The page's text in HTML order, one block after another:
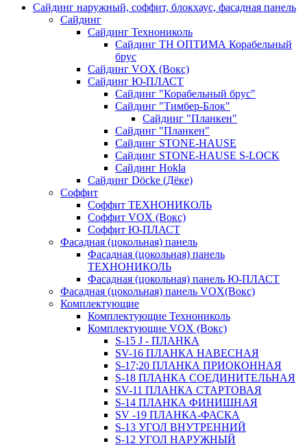
Сайдинг наружный, соффит, блокхаус, фасадная панель
Сайдинг
Сайдинг Технониколь
Сайдинг ТН ОПТИМА Корабельный
брус
Сайдинг VOX (Вокс)
Сайдинг Ю-ПЛАСТ
Сайдинг "Корабельный брус"
Сайдинг "Тимбер-Блок"
Сайдинг "Планкен"
Сайдинг "Планкен"
Сайдинг STONE-HAUSE
Сайдинг STONE-HAUSE S-LOCK
Сайдинг Hokla
Сайдинг Döcke (Дёке)
Соффит
Соффит ТЕХНОНИКОЛЬ
Соффит VOX (Вокс)
Соффит Ю-ПЛАСТ
Фасадная (цокольная) панель
Фасадная (цокольная) панель
ТЕХНОНИКОЛЬ
Фасадная (цокольная) панель Ю-ПЛАСТ
Фасадная (цокольная) панель VOX(Вокс)
Комплектующие
Комплектующие Технониколь
Комплектующие VOX (Вокс)
S-15 J - ПЛАНКА
SV-16 ПЛАНКА НАВЕСНАЯ
S-17;20 ПЛАНКА ПРИОКОННАЯ
S-18 ПЛАНКА СОЕДИНИТЕЛЬНАЯ
SV-11 ПЛАНКА СТАРТОВАЯ
S-14 ПЛАНКА ФИНИШНАЯ
SV -19 ПЛАНКА-ФАСКА
S-13 УГОЛ ВНУТРЕННИЙ
S-12 УГОЛ НАРУЖНЫЙ